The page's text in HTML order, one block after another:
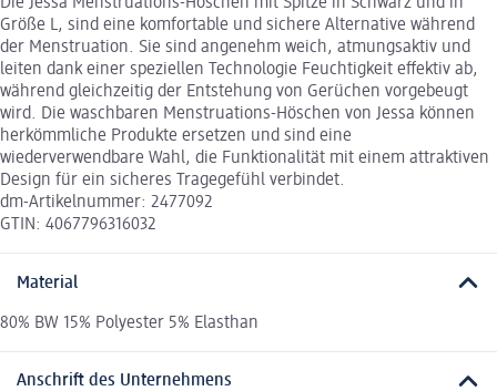
Die Jessa Menstruations-Höschen mit Spitze in Schwarz und in
Größe L, sind eine komfortable und sichere Alternative während
der Menstruation. Sie sind angenehm weich, atmungsaktiv und
leiten dank einer speziellen Technologie Feuchtigkeit effektiv ab,
während gleichzeitig der Entstehung von Gerüchen vorgebeugt
wird. Die waschbaren Menstruations-Höschen von Jessa können
herkömmliche Produkte ersetzen und sind eine
wiederverwendbare Wahl, die Funktionalität mit einem attraktiven
Design für ein sicheres Tragegefühl verbindet.
dm-Artikelnummer: 2477092
GTIN: 4067796316032
Material
80% BW 15% Polyester 5% Elasthan
Anschrift des Unternehmens